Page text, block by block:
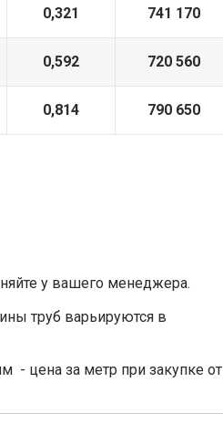
0,321 741 170
0,592 720 560
0,814 790 650
у вашего менеджера.
труб варьируются в
- цена за метр при закупке от